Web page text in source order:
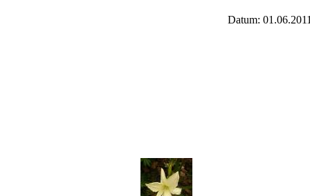
Datum: